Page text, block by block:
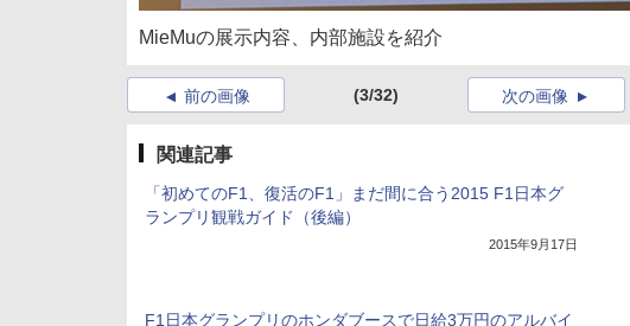
MieMuの展示内容、内部施設を紹介
前の画像 (3/32) 次の画像
関連記事
「初めてのF1、復活のF1」まだ間に合う2015 F1日本グ
ランプリ観戦ガイド（後編）
2015年9月17日
F1日本グランプリのホンダブースで日給3万円のアルバイ